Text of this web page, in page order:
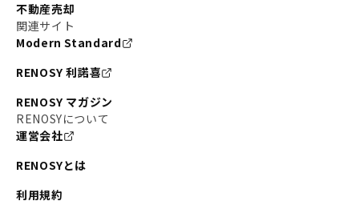
不動産売却
関連サイト
Modern Standard
RENOSY 利諾喜
RENOSY マガジン
RENOSYについて
運営会社
RENOSYとは
利用規約